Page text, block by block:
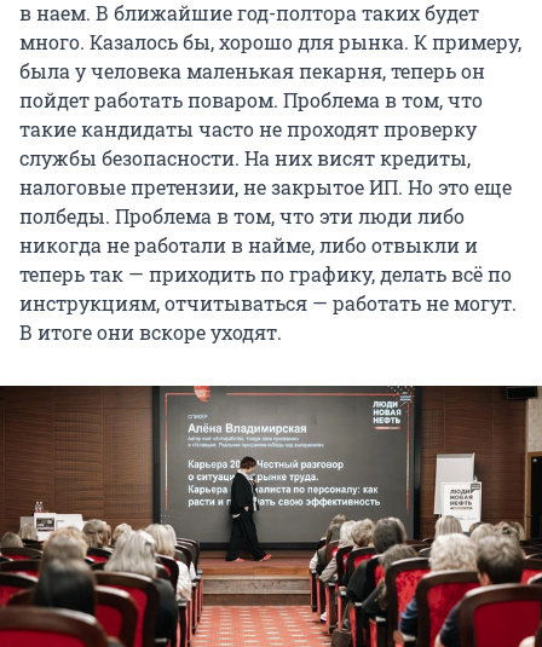
в наем. В ближайшие год-полтора таких будет
много. Казалось бы, хорошо для рынка. К примеру,
была у человека маленькая пекарня, теперь он
пойдет работать поваром. Проблема в том, что
такие кандидаты часто не проходят проверку
службы безопасности. На них висят кредиты,
налоговые претензии, не закрытое ИП. Но это еще
полбеды. Проблема в том, что эти люди либо
никогда не работали в найме, либо отвыкли и
теперь так — приходить по графику, делать всё по
инструкциям, отчитываться — работать не могут.
В итоге они вскоре уходят.